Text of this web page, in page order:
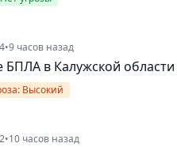
•9 часов назад
в Калужской области
Высокий
•10 часов назад